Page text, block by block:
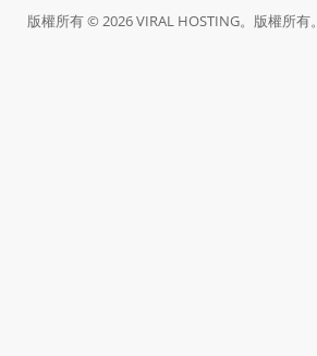
版權所有 © 2026 VIRAL HOSTING。版權所有。